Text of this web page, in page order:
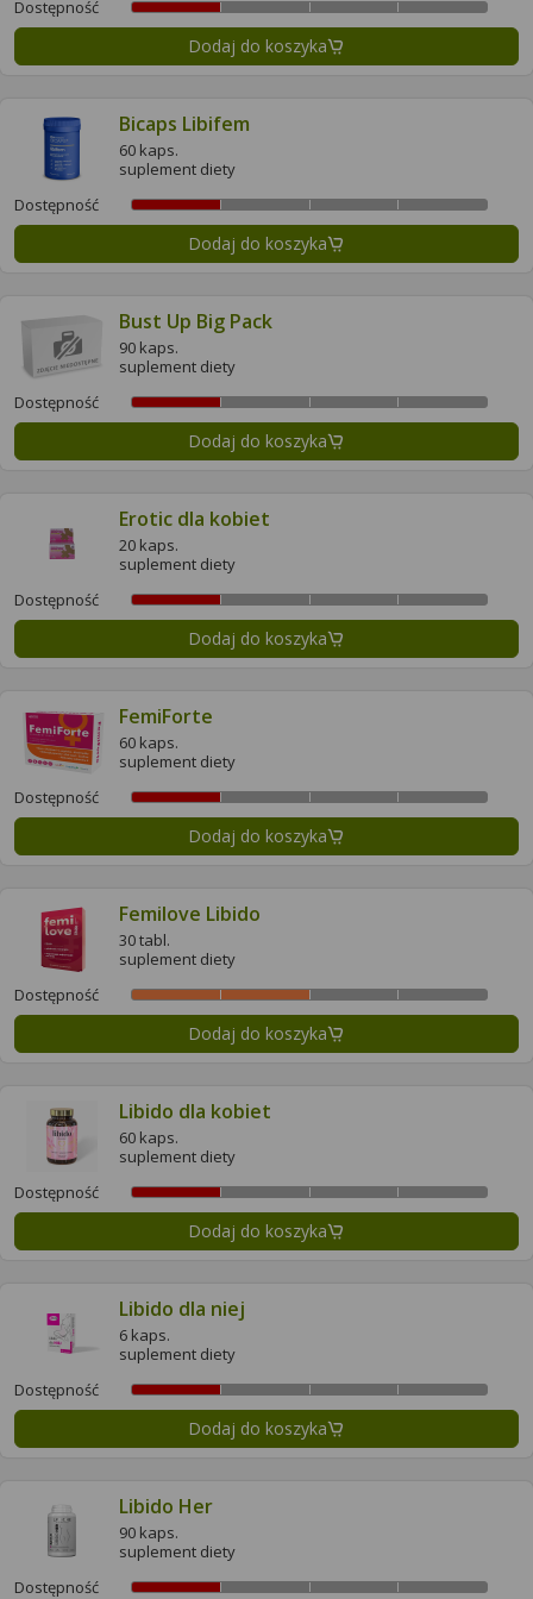
Dostępność
Dodaj do koszyka
Bicaps Libifem
60 kaps.
suplement diety
Dostępność
Dodaj do koszyka
Bust Up Big Pack
90 kaps.
suplement diety
Dostępność
Dodaj do koszyka
Erotic dla kobiet
20 kaps.
suplement diety
Dostępność
Dodaj do koszyka
FemiForte
60 kaps.
suplement diety
Dostępność
Dodaj do koszyka
Femilove Libido
30 tabl.
suplement diety
Dostępność
Dodaj do koszyka
Libido dla kobiet
60 kaps.
suplement diety
Dostępność
Dodaj do koszyka
Libido dla niej
6 kaps.
suplement diety
Dostępność
Dodaj do koszyka
Libido Her
90 kaps.
suplement diety
Dostępność